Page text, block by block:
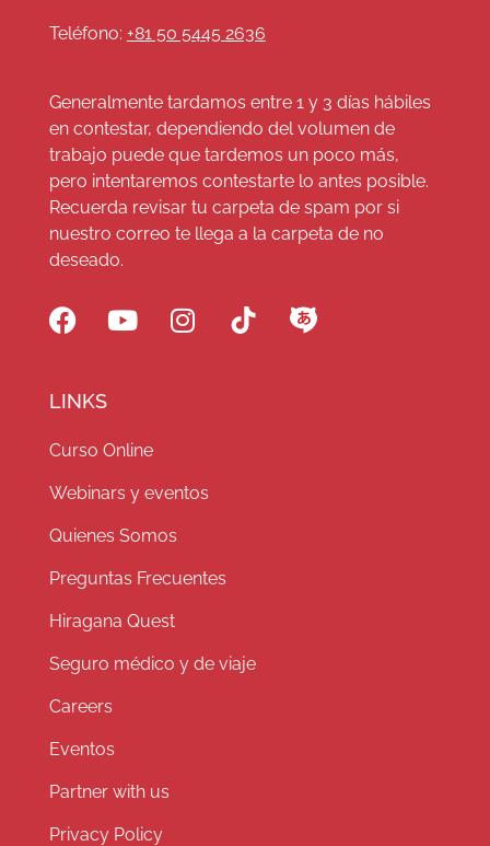
Teléfono: +81 50 5445 2636
Generalmente tardamos entre 1 y 3 días hábiles
en contestar, dependiendo del volumen de
trabajo puede que tardemos un poco más,
pero intentaremos contestarte lo antes posible.
Recuerda revisar tu carpeta de spam por si
nuestro correo te llega a la carpeta de no
deseado.
LINKS
Curso Online
Webinars y eventos
Quienes Somos
Preguntas Frecuentes
Hiragana Quest
Seguro médico y de viaje
Careers
Eventos
Partner with us
Privacy Policy